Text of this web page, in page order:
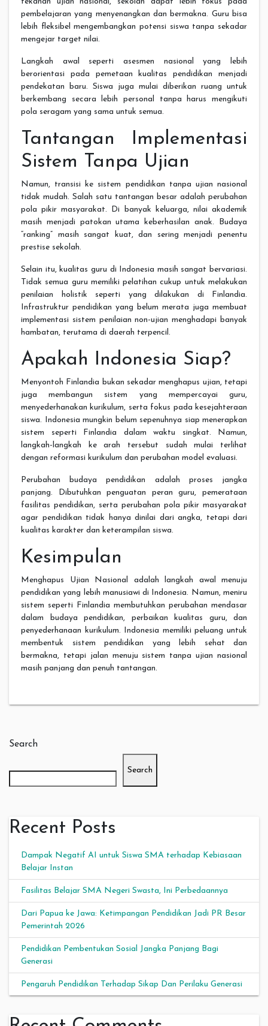
pembelajaran yang menyenangkan dan bermakna. Guru bisa
lebih fleksibel mengembangkan potensi siswa tanpa sekadar
mengejar target nilai.
Langkah awal seperti asesmen nasional yang lebih
berorientasi pada pemetaan kualitas pendidikan menjadi
pendekatan baru. Siswa juga mulai diberikan ruang untuk
berkembang secara lebih personal tanpa harus mengikuti
pola seragam yang sama untuk semua.
Tantangan Implementasi
Sistem Tanpa Ujian
Namun, transisi ke sistem pendidikan tanpa ujian nasional
tidak mudah. Salah satu tantangan besar adalah perubahan
pola pikir masyarakat. Di banyak keluarga, nilai akademik
masih menjadi patokan utama keberhasilan anak. Budaya
“ranking” masih sangat kuat, dan sering menjadi penentu
prestise sekolah.
Selain itu, kualitas guru di Indonesia masih sangat bervariasi.
Tidak semua guru memiliki pelatihan cukup untuk melakukan
penilaian holistik seperti yang dilakukan di Finlandia.
Infrastruktur pendidikan yang belum merata juga membuat
implementasi sistem penilaian non-ujian menghadapi banyak
hambatan, terutama di daerah terpencil.
Apakah Indonesia Siap?
Menyontoh Finlandia bukan sekadar menghapus ujian, tetapi
juga membangun sistem yang mempercayai guru,
menyederhanakan kurikulum, serta fokus pada kesejahteraan
siswa. Indonesia mungkin belum sepenuhnya siap menerapkan
sistem seperti Finlandia dalam waktu singkat. Namun,
langkah-langkah ke arah tersebut sudah mulai terlihat
dengan reformasi kurikulum dan perubahan model evaluasi.
Perubahan budaya pendidikan adalah proses jangka
panjang. Dibutuhkan penguatan peran guru, pemerataan
fasilitas pendidikan, serta perubahan pola pikir masyarakat
agar pendidikan tidak hanya dinilai dari angka, tetapi dari
kualitas karakter dan keterampilan siswa.
Kesimpulan
Menghapus Ujian Nasional adalah langkah awal menuju
pendidikan yang lebih manusiawi di Indonesia. Namun, meniru
sistem seperti Finlandia membutuhkan perubahan mendasar
dalam budaya pendidikan, perbaikan kualitas guru, dan
penyederhanaan kurikulum. Indonesia memiliki peluang untuk
membentuk sistem pendidikan yang lebih sehat dan
bermakna, tetapi jalan menuju sistem tanpa ujian nasional
masih panjang dan penuh tantangan.
Search
Search
Recent Posts
Dampak Negatif AI untuk Siswa SMA terhadap Kebiasaan
Belajar Instan
Fasilitas Belajar SMA Negeri Swasta, Ini Perbedaannya
Dari Papua ke Jawa: Ketimpangan Pendidikan Jadi PR Besar
Pemerintah 2026
Pendidikan Pembentukan Sosial Jangka Panjang Bagi
Generasi
Pengaruh Pendidikan Terhadap Sikap Dan Perilaku Generasi